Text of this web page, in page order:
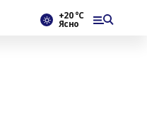
+20 °С
Ясно